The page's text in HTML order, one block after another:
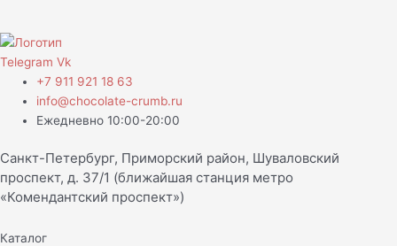
Telegram Vk
+7 911 921 18 63
info@chocolate-crumb.ru
Ежедневно 10:00-20:00
Санкт-Петербург, Приморский район, Шуваловский
проспект, д. 37/1 (ближайшая станция метро
«Комендантский проспект»)
Каталог